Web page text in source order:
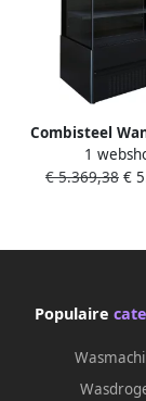
Combisteel
Jamie Zwart
Geforceerd
1
€ 5.369,38 €
Populaire